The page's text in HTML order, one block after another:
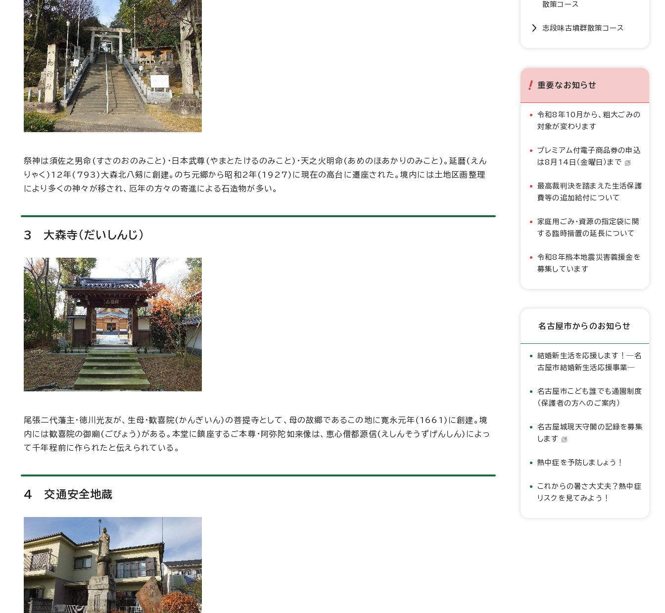
祭神は須佐之男命(すさのおのみこと)・日本武尊(やまとたけるのみこと)・天之火明命(あめのほあかりのみこと)。延暦(えん
りゃく)12年(793)大森北八剱に創建。のち元郷から昭和2年(1927)に現在の高台に遷座された。境内には土地区画整理
により多くの神々が移され、厄年の方々の寄進による石造物が多い。
3 大森寺(だいしんじ)
尾張二代藩主・徳川光友が、生母・歓喜院(かんぎいん)の菩提寺として、母の故郷であるこの地に寛永元年(1661)に創建。境
内には歓喜院の御廟(ごびょう)がある。本堂に鎮座するご本尊・阿弥陀如来像は、恵心僧都源信(えしんそうずげんしん)によっ
て千年程前に作られたと伝えられている。
4 交通安全地蔵
散策コース
志段味古墳群散策コース
重要なお知らせ
令和8年10月から、粗大ごみの
対象が変わります
プレミアム付電子商品券の申込
は8月14日（金曜日）まで
最高裁判決を踏まえた生活保護
費等の追加給付について
家庭用ごみ・資源の指定袋に関
する臨時措置の延長について
令和8年熊本地震災害義援金を
募集しています
名古屋市からのお知らせ
結婚新生活を応援します！―名
古屋市結婚新生活応援事業―
名古屋市こども誰でも通園制度
（保護者の方へのご案内）
名古屋城現天守閣の記録を募集
します
熱中症を予防しましょう！
これからの暑さ大丈夫？熱中症
リスクを見てみよう！